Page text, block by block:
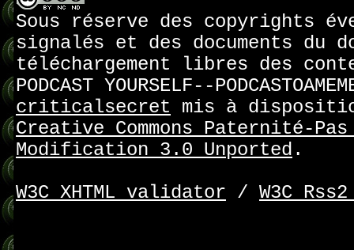
Sous réserve des copyrights
signalés et des documents du
téléchargement libres des
PODCAST YOURSELF--
criticalsecret mis à
Creative Commons Paternité-
Modification 3.0 Unported .
W3C XHTML validator / W3C